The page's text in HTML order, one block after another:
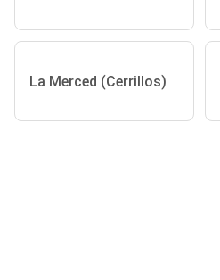
La Merced (Cerrillos)